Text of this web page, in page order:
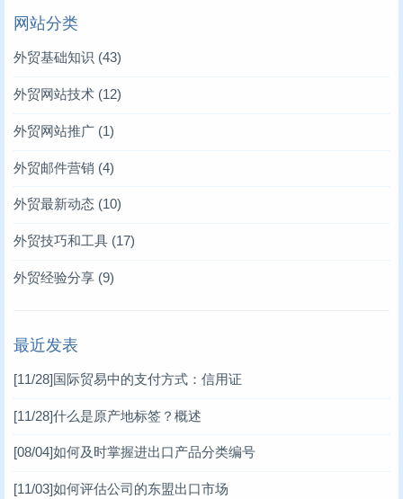
网站分类
外贸基础知识 (43)
外贸网站技术 (12)
外贸网站推广 (1)
外贸邮件营销 (4)
外贸最新动态 (10)
外贸技巧和工具 (17)
外贸经验分享 (9)
最近发表
[11/28]国际贸易中的支付方式：信用证
[11/28]什么是原产地标签？概述
[08/04]如何及时掌握进出口产品分类编号
[11/03]如何评估公司的东盟出口市场